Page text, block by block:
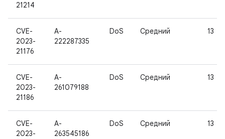
21214
CVE-
2023-
21176
A-
222287335
DoS Средний 13
CVE-
2023-
21186
A-
261079188
DoS Средний 13
CVE-
2023-
A-
263545186
DoS Средний 13